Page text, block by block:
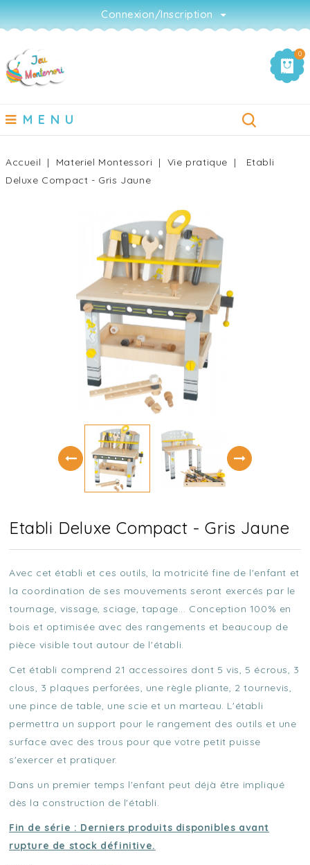
Connexion/Inscription
0
MENU
Accueil Materiel Montessori Vie pratique
Etabli
Deluxe Compact - Gris Jaune
Etabli Deluxe Compact - Gris Jaune
Avec cet établi et ces outils, la motricité fine de l'enfant et
la coordination de ses mouvements seront exercés par le
tournage, vissage, sciage, tapage... Conception 100% en
bois et optimisée avec des rangements et beaucoup de
pièce visible tout autour de l'établi.
Cet établi comprend 21 accessoires dont 5 vis, 5 écrous, 3
clous, 3 plaques perforées, une règle pliante, 2 tournevis,
une pince de table, une scie et un marteau. L'établi
permettra un support pour le rangement des outils et une
surface avec des trous pour que votre petit puisse
s'exercer et pratiquer.
Dans un premier temps l'enfant peut déjà être impliqué
dès la construction de l'établi.
Fin de série : Derniers produits disponibles avant
rupture de stock définitive.